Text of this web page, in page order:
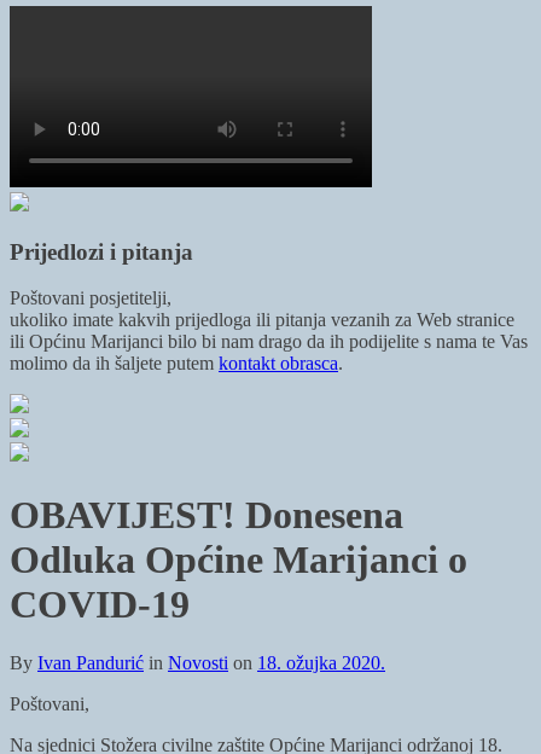
Prijedlozi i pitanja
Poštovani posjetitelji,
ukoliko imate kakvih prijedloga ili pitanja vezanih za Web stranice
ili Općinu Marijanci bilo bi nam drago da ih podijelite s nama te Vas
molimo da ih šaljete putem kontakt obrasca.
OBAVIJEST! Donesena
Odluka Općine Marijanci o
COVID-19
By Ivan Pandurić in Novosti on 18. ožujka 2020.
Poštovani,
Na sjednici Stožera civilne zaštite Općine Marijanci održanoj 18.